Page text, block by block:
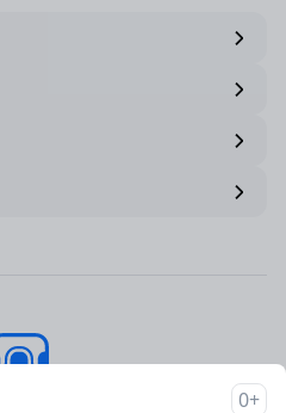
0+